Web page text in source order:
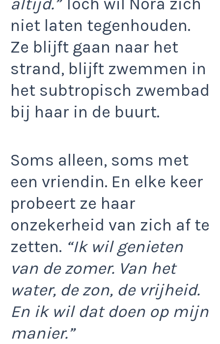
niet laten tegenhouden.
Ze blijft gaan naar het
strand, blijft zwemmen in
het subtropisch zwembad
bij haar in de buurt.
Soms alleen, soms met
een vriendin. En elke keer
probeert ze haar
onzekerheid van zich af te
zetten. “Ik wil genieten
van de zomer. Van het
water, de zon, de vrijheid.
En ik wil dat doen op mijn
manier.”